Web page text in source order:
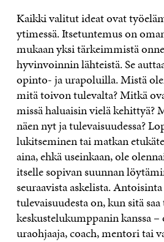
Kaikki valitut ideat ovat
ytimessä. Itsetuntemus on
mukaan yksi tärkeimmistä
hyvinvoinnin lähteistä. Se
opinto- ja urapoluilla. Mistä
mitä toivon tulevalta? Mitkä
missä haluaisin vielä kehittyä?
näen nyt ja tulevaisuudessa?
lukitseminen tai matkan
aina, ehkä useinkaan, ole
itselle sopivan suunnan
seuraavista askelista.
tulevaisuudesta on, kun sitä
keskustelukumppanin kanssa –
uraohjaaja, coach, mentori tai